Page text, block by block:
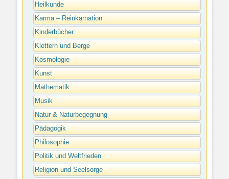
Heilkunde
Karma – Reinkarnation
Kinderbücher
Klettern und Berge
Kosmologie
Kunst
Mathematik
Musik
Natur & Naturbegegnung
Pädagogik
Philosophie
Politik und Weltfrieden
Religion und Seelsorge